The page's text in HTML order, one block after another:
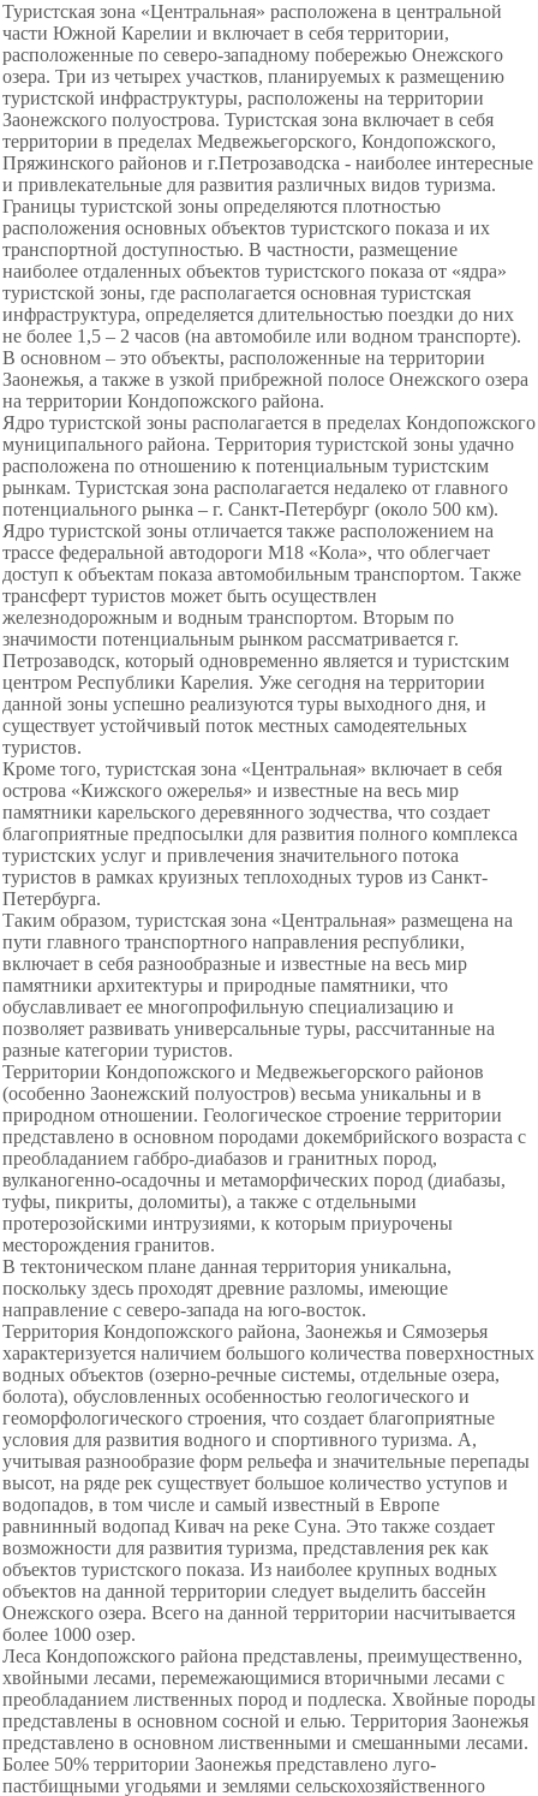
Туристская зона «Центральная» расположена в центральной
части Южной Карелии и включает в себя территории,
расположенные по северо-западному побережью Онежского
озера. Три из четырех участков, планируемых к размещению
туристской инфраструктуры, расположены на территории
Заонежского полуострова. Туристская зона включает в себя
территории в пределах Медвежьегорского, Кондопожского,
Пряжинского районов и г.Петрозаводска - наиболее интересные
и привлекательные для развития различных видов туризма.
Границы туристской зоны определяются плотностью
расположения основных объектов туристского показа и их
транспортной доступностью. В частности, размещение
наиболее отдаленных объектов туристского показа от «ядра»
туристской зоны, где располагается основная туристская
инфраструктура, определяется длительностью поездки до них
не более 1,5 – 2 часов (на автомобиле или водном транспорте).
В основном – это объекты, расположенные на территории
Заонежья, а также в узкой прибрежной полосе Онежского озера
на территории Кондопожского района.
Ядро туристской зоны располагается в пределах Кондопожского
муниципального района. Территория туристской зоны удачно
расположена по отношению к потенциальным туристским
рынкам. Туристская зона располагается недалеко от главного
потенциального рынка – г. Санкт-Петербург (около 500 км).
Ядро туристской зоны отличается также расположением на
трассе федеральной автодороги М18 «Кола», что облегчает
доступ к объектам показа автомобильным транспортом. Также
трансферт туристов может быть осуществлен
железнодорожным и водным транспортом. Вторым по
значимости потенциальным рынком рассматривается г.
Петрозаводск, который одновременно является и туристским
центром Республики Карелия. Уже сегодня на территории
данной зоны успешно реализуются туры выходного дня, и
существует устойчивый поток местных самодеятельных
туристов.
Кроме того, туристская зона «Центральная» включает в себя
острова «Кижского ожерелья» и известные на весь мир
памятники карельского деревянного зодчества, что создает
благоприятные предпосылки для развития полного комплекса
туристских услуг и привлечения значительного потока
туристов в рамках круизных теплоходных туров из Санкт-
Петербурга.
Таким образом, туристская зона «Центральная» размещена на
пути главного транспортного направления республики,
включает в себя разнообразные и известные на весь мир
памятники архитектуры и природные памятники, что
обуславливает ее многопрофильную специализацию и
позволяет развивать универсальные туры, рассчитанные на
разные категории туристов.
Территории Кондопожского и Медвежьегорского районов
(особенно Заонежский полуостров) весьма уникальны и в
природном отношении. Геологическое строение территории
представлено в основном породами докембрийского возраста с
преобладанием габбро-диабазов и гранитных пород,
вулканогенно-осадочны и метаморфических пород (диабазы,
туфы, пикриты, доломиты), а также с отдельными
протерозойскими интрузиями, к которым приурочены
месторождения гранитов.
В тектоническом плане данная территория уникальна,
поскольку здесь проходят древние разломы, имеющие
направление с северо-запада на юго-восток.
Территория Кондопожского района, Заонежья и Сямозерья
характеризуется наличием большого количества поверхностных
водных объектов (озерно-речные системы, отдельные озера,
болота), обусловленных особенностью геологического и
геоморфологического строения, что создает благоприятные
условия для развития водного и спортивного туризма. А,
учитывая разнообразие форм рельефа и значительные перепады
высот, на ряде рек существует большое количество уступов и
водопадов, в том числе и самый известный в Европе
равнинный водопад Кивач на реке Суна. Это также создает
возможности для развития туризма, представления рек как
объектов туристского показа. Из наиболее крупных водных
объектов на данной территории следует выделить бассейн
Онежского озера. Всего на данной территории насчитывается
более 1000 озер.
Леса Кондопожского района представлены, преимущественно,
хвойными лесами, перемежающимися вторичными лесами с
преобладанием лиственных пород и подлеска. Хвойные породы
представлены в основном сосной и елью. Территория Заонежья
представлено в основном лиственными и смешанными лесами.
Более 50% территории Заонежья представлено луго-
пастбищными угодьями и землями сельскохозяйственного